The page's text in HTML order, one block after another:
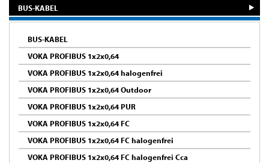
BUS-KABEL
BUS-KABEL
VOKA PROFIBUS 1x2x0,64
VOKA PROFIBUS 1x2x0,64 halogenfrei
VOKA PROFIBUS 1x2x0,64 Outdoor
VOKA PROFIBUS 1x2x0,64 PUR
VOKA PROFIBUS 1x2x0,64 FC
VOKA PROFIBUS 1x2x0,64 FC halogenfrei
VOKA PROFIBUS 1x2x0,64 FC halogenfrei Cca